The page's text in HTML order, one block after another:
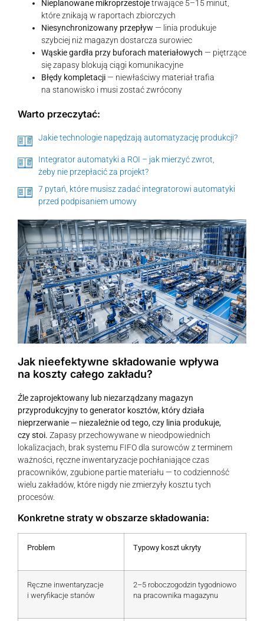
Nieplanowane mikroprzestojetrwające 5–15 minut,
które znikają w raportach zbiorczych
Niesynchronizowany przepływ — linia produkuje
szybciej niż magazyn dostarcza surowiec
Wąskie gardła przy buforach materiałowych — piętrzące
się zapasy blokują ciągi komunikacyjne
Błędy kompletacji — niewłaściwy materiał trafia
na stanowisko i musi zostać zwrócony
Warto przeczytać:
Jakie technologie napędzają automatyzację produkcji?
Integrator automatyki a ROI – jak mierzyć zwrot,
żeby nie przepłacić za projekt?
7 pytań, które musisz zadać integratorowi automatyki
przed podpisaniem umowy
Jak nieefektywne składowanie wpływa
na koszty całego zakładu?
Źle zaprojektowany lub niezarządzany magazyn
przyprodukcyjny to generator kosztów, który działa
nieprzerwanie — niezależnie od tego, czy linia produkuje,
czy stoi. Zapasy przechowywane w nieodpowiednich
lokalizacjach, brak systemu FIFO dla surowców z terminem
ważności, ręczne inwentaryzacje pochłaniające czas
pracowników, zgubione partie materiału — to codzienność
wielu zakładów, które nigdy nie zmierzyły kosztu tych
procesów.
Konkretne straty w obszarze składowania:
Problem Typowy koszt ukryty
Ręczne inwentaryzacje
i weryfikacje stanów
2–5 roboczogodzin tygodniowo
na pracownika magazynu